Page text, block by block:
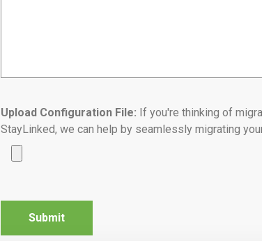
Upload Configuration File: If you're thinking of
StayLinked, we can help by seamlessly migrating